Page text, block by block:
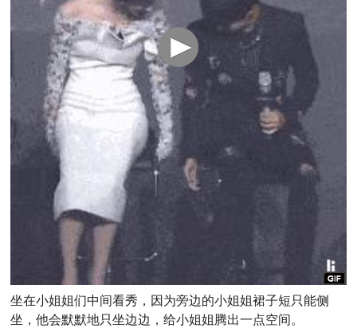
坐在小姐姐们中间看秀，因为旁边的小姐姐裙子短只能侧
坐，他会默默地只坐边边，给小姐姐腾出一点空间。